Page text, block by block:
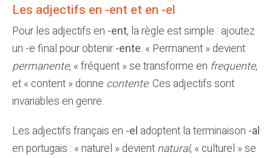
Les adjectifs en -ent et en -el
Pour les adjectifs en -ent, la règle est simple : ajoutez
un -e final pour obtenir-ente. « Permanent » devient
permanente, « fréquent » se transforme en frequente,
et « content » donne contente. Ces adjectifs sont
invariables en genre.
Les adjectifs français en -el adoptent la terminaison -al
en portugais : « naturel » devient natural, « culturel » se